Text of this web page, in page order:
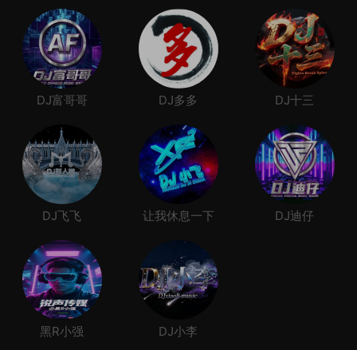
DJ富哥哥 DJ多多 DJ十三
DJ飞飞 让我休息一下 DJ迪仔
黑R小强 DJ小李